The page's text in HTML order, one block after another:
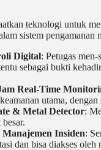
teknologi untuk
sistem pengamanan
Digital: Petugas
sebagai bukti
Real-Time
utama,
& Metal Detector:
Insiden:
dan bisa diakses oleh